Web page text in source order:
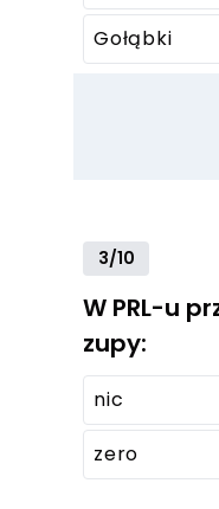
Gołąbki
3/10
W PRL-u
zupy:
nic
zero